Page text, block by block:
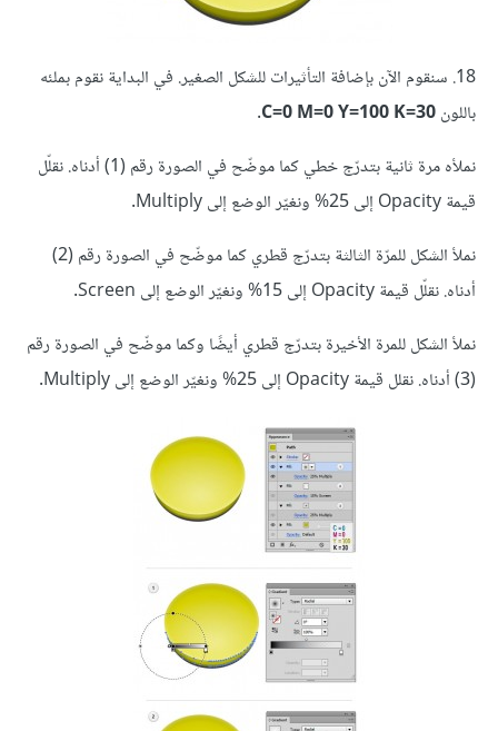
18. سنقوم الآن بإضافة التأثيرات للشكل الصغير. في البداية نقوم بملئه
باللونC=0 M=0 Y=100 K=30
.
نملأه مرة ثانية بتدرّج خطي كما موضّح في الصورة رقم (1) أدناه. نقلّل
قيمة Opacity إلى 25% ونغيّر الوضع إلى Multiply.
نملأ الشكل للمرّة الثالثة بتدرّج قطري كما موضّح في الصورة رقم (2)
أدناه. نقلّل قيمة Opacity إلى 15% ونغيّر الوضع إلى Screen.
نملأ الشكل للمرة الأخيرة بتدرّج قطري أيضًا وكما موضّح في الصورة رقم
(3) أدناه. نقلل قيمة Opacity إلى 25% ونغيّر الوضع إلى Multiply.